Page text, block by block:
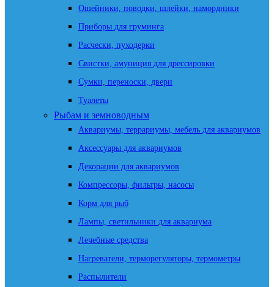
Ошейники, поводки, шлейки, намордники
Приборы для груминга
Расчески, пуходерки
Свистки, амуниция для дрессировки
Сумки, переноски, двери
Туалеты
Рыбам и земноводным
Аквариумы, террариумы, мебель для аквариумов
Аксессуары для аквариумов
Декорации для аквариумов
Компрессоры, фильтры, насосы
Корм для рыб
Лампы, светильники для аквариума
Лечебные средства
Нагреватели, терморегуляторы, термометры
Распылители